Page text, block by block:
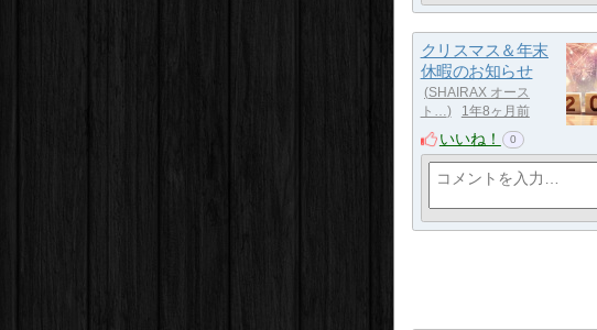
クリスマス＆年末
休暇のお知らせ
SHAIRAX オース
ト…
1年8ヶ月前
いいね！ 0